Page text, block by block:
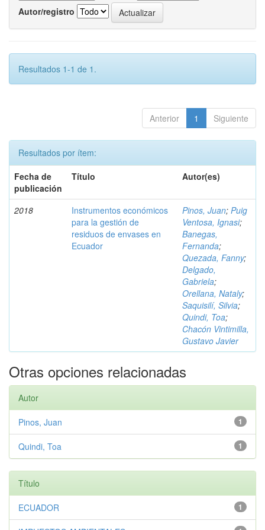
Autor/registro
Resultados 1-1 de 1.
Anterior 1 Siguiente
Resultados por ítem:
Fecha de
publicación
Título Autor(es)
2018
Instrumentos económicos
para la gestión de
residuos de envases en
Ecuador
Pinos, Juan; Puig
Ventosa, Ignasi;
Banegas,
Fernanda;
Quezada, Fanny;
Delgado,
Gabriela;
Orellana, Nataly;
Saquisilí, Silvia;
Quindi, Toa;
Chacón Vintimilla,
Gustavo Javier
Otras opciones relacionadas
Autor
1
Pinos, Juan
1
Quindi, Toa
Título
1
ECUADOR